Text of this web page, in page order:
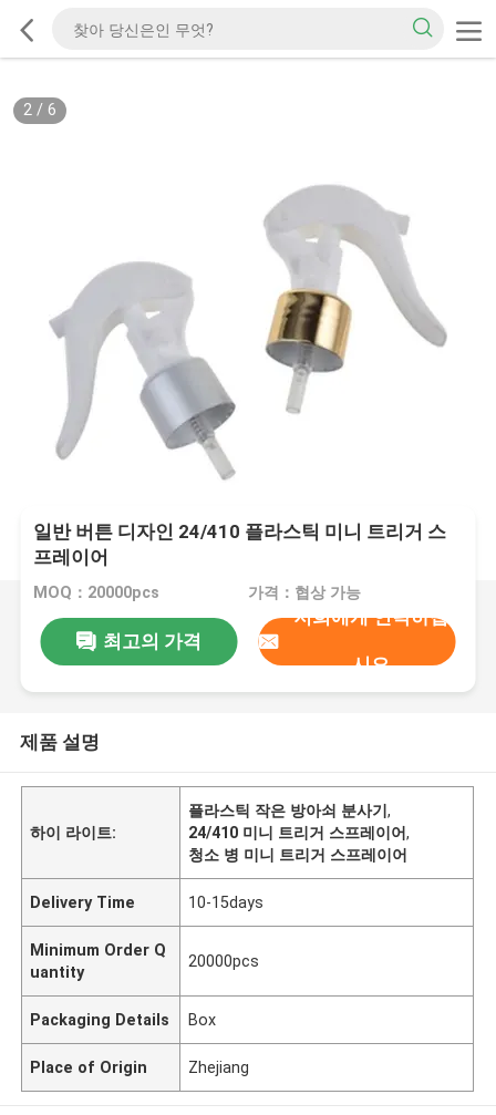
2/ 6
일반 버튼 디자인 24/410 플라스틱 미니 트리거 스
프레이어
MOQ：20000pcs 가격：협상 가능
최고의 가격
저희에게 연락하십
시오
제품 설명
하이 라이트:
플라스틱 작은 방아쇠 분사기,
24/410 미니 트리거 스프레이어,
청소 병 미니 트리거 스프레이어
Delivery Time 10-15days
Minimum Order Q
uantity
20000pcs
Packaging Details Box
Place of Origin Zhejiang